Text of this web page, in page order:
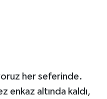
her seferinde.
enkaz altında kaldı,